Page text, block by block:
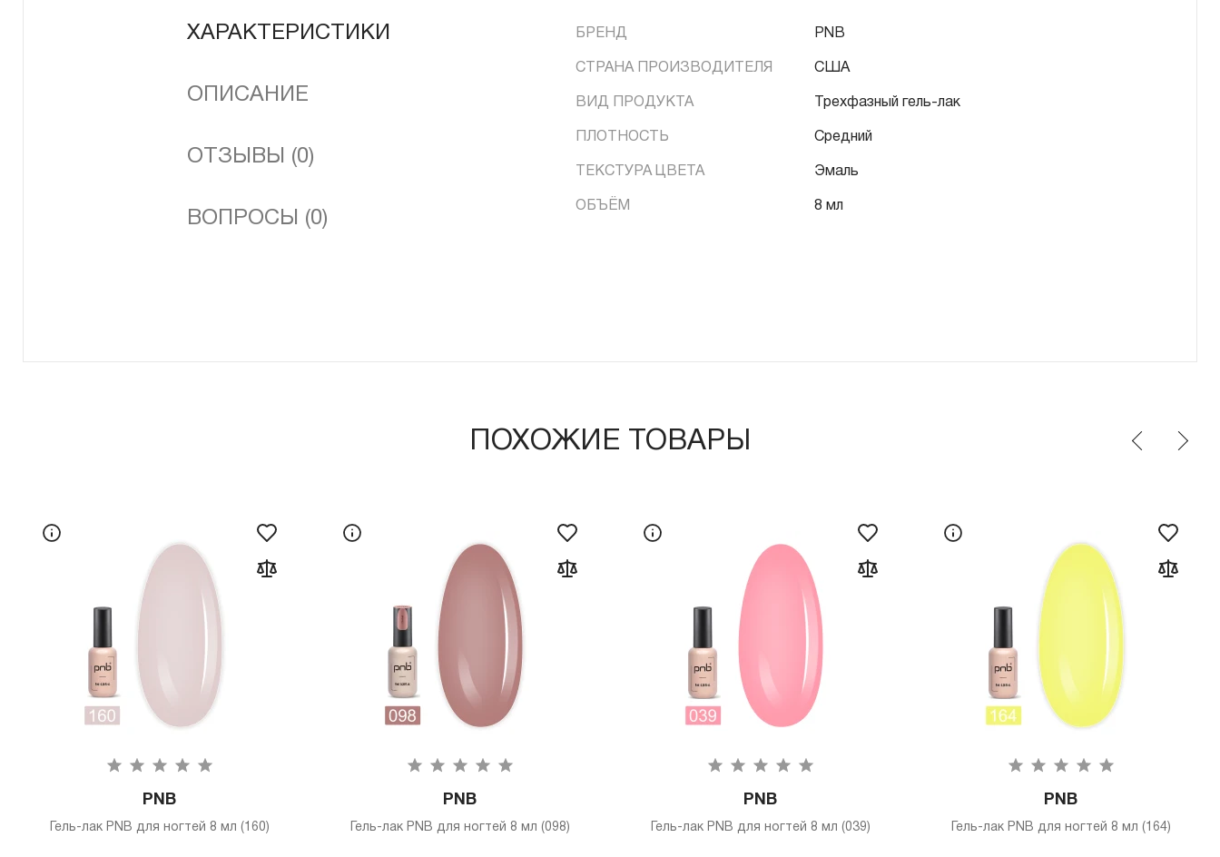
ХАРАКТЕРИСТИКИ
ОПИСАНИЕ
ОТЗЫВЫ (0)
ВОПРОСЫ (0)
БРЕНД PNB
СТРАНА ПРОИЗВОДИТЕЛЯ США
ВИД ПРОДУКТА Трехфазный гель-лак
ПЛОТНОСТЬ Средний
ТЕКСТУРА ЦВЕТА Эмаль
ОБЪЁМ 8 мл
ПОХОЖИЕ ТОВАРЫ
PNB
Гель-лак PNB для ногтей 8 мл (160)
PNB
Гель-лак PNB для ногтей 8 мл (098)
PNB
Гель-лак PNB для ногтей 8 мл (039)
PNB
Гель-лак PNB для ногтей 8 мл (164)